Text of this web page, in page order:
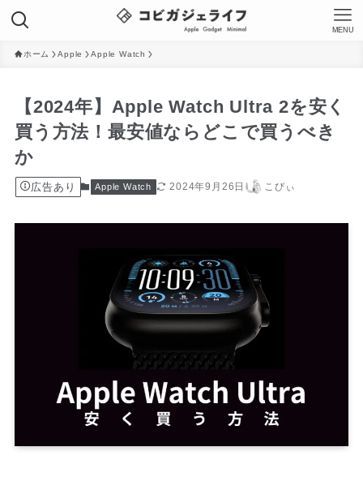
MENU
ホーム Apple Apple Watch
【2024年】Apple Watch Ultra 2を安く
買う方法！最安値ならどこで買うべき
か
広告あり Apple Watch 2024年9月26日 こびぃ